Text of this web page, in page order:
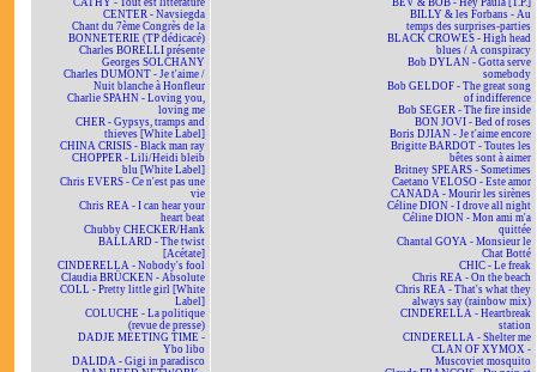
CATHY - Tout est littérature
CENTER - Navsiegda
Chant du 7ème Congrès de la
BONNETERIE (TP dédicacé)
Charles BORELLI présente
Georges SOLCHANY
Charles DUMONT - Je t'aime /
Nuit blanche à Honfleur
Charlie SPAHN - Loving you,
loving me
CHER - Gypsys, tramps and
thieves [White Label]
CHINA CRISIS - Black man ray
CHOPPER - Lili/Heidi bleib
blu [White Label]
Chris EVERS - Ce n'est pas une
vie
Chris REA - I can hear your
heart beat
Chubby CHECKER/Hank
BALLARD - The twist
[Acétate]
CINDERELLA - Nobody's fool
Claudia BRÜCKEN - Absolute
COLL - Pretty little girl [White
Label]
COLUCHE - La politique
(revue de presse)
DADJE MEETING TIME -
Ybo libo
DALIDA - Gigi in paradisco
BEV & BOB - Hey Paula [T.P.]
BILLY & les Forbans - Au
temps des surprises-parties
BLACK CROWES - High head
blues / A conspiracy
Bob DYLAN - Gotta serve
somebody
Bob GELDOF - The great song
of indifference
Bob SEGER - The fire inside
BON JOVI - Bed of roses
Boris DJIAN - Je t'aime encore
Brigitte BARDOT - Toutes les
bêtes sont à aimer
Britney SPEARS - Sometimes
Caetano VELOSO - Este amor
CANADA - Mourir les sirènes
Céline DION - I drove all night
Céline DION - Mon ami m'a
quittée
Chantal GOYA - Monsieur le
Chat Botté
CHIC - Le freak
Chris REA - On the beach
Chris REA - That's what they
always say (rainbow mix)
CINDERELLA - Heartbreak
station
CINDERELLA - Shelter me
CLAN OF XYMOX -
Muscoviet mosquito